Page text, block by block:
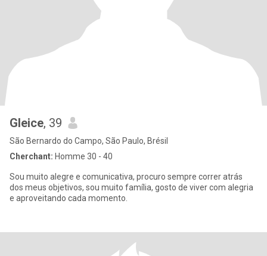
Gleice, 39
São Bernardo do Campo, São Paulo, Brésil
Cherchant: Homme 30 - 40
Sou muito alegre e comunicativa, procuro sempre correr atrás
dos meus objetivos, sou muito família, gosto de viver com alegria
e aproveitando cada momento.